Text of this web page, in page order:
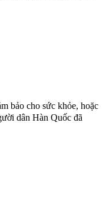
bảo cho sức khỏe, hoặc
dân Hàn Quốc đã